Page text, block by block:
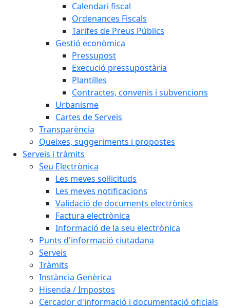
Calendari fiscal
Ordenances Fiscals
Tarifes de Preus Públics
Gestió econòmica
Pressupost
Execució pressupostària
Plantilles
Contractes, convenis i subvencions
Urbanisme
Cartes de Serveis
Transparència
Queixes, suggeriments i propostes
Serveis i tràmits
Seu Electrònica
Les meves sol·licituds
Les meves notificacions
Validació de documents electrònics
Factura electrònica
Informació de la seu electrònica
Punts d'informació ciutadana
Serveis
Tràmits
Instància Genèrica
Hisenda / Impostos
Cercador d'informació i documentació oficials